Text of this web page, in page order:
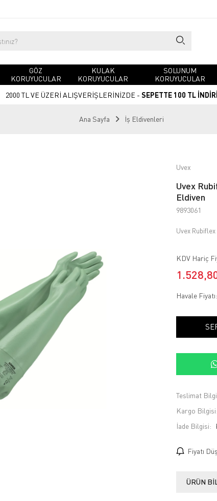
GÖZ
KORUYUCULAR
KULAK
KORUYUCULAR
SOLUNUM
KORUYUCULAR
2000 TL VE ÜZERİ ALIŞVERİŞLERİNİZDE - SEPETTE 100 TL
Ana Sayfa İş Eldivenleri
Uvex
Uvex
Eldiven
9893061
Uvex Rubiflex
KDV Hariç
Havale Fiyatı:
Teslimat
Kargo Bilgisi:
İade Bilgisi:
Fiyatı
ÜRÜN